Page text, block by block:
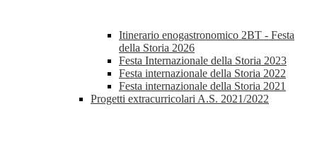
Itinerario enogastronomico 2BT - Festa
della Storia 2026
Festa Internazionale della Storia 2023
Festa internazionale della Storia 2022
Festa internazionale della Storia 2021
Progetti extracurricolari A.S. 2021/2022